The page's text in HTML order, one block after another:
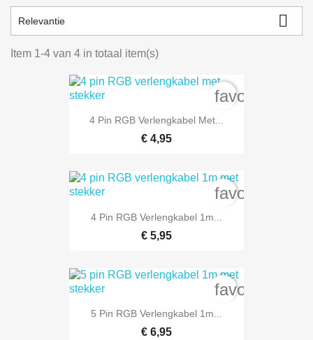
Relevantie 
Item 1-4 van 4 in totaal item(s)
4 Pin RGB Verlengkabel Met...
€ 4,95
4 Pin RGB Verlengkabel 1m...
€ 5,95
5 Pin RGB Verlengkabel 1m...
€ 6,95